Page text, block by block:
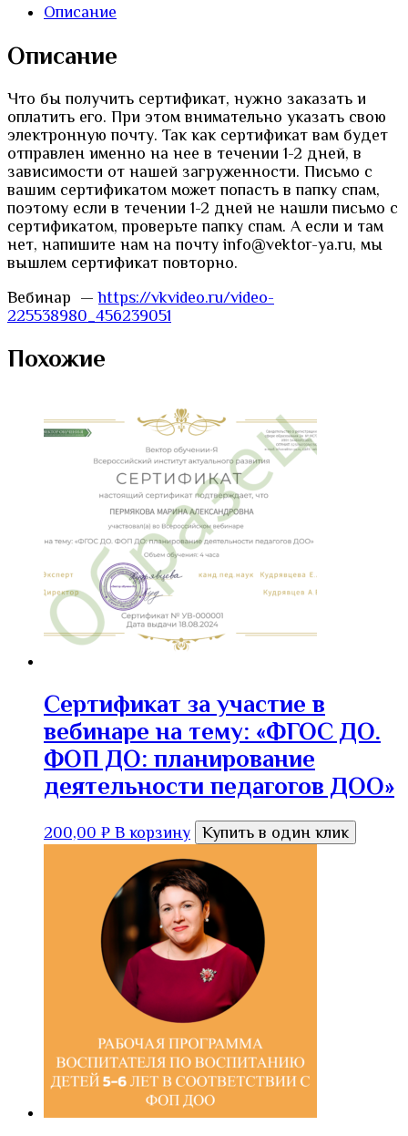
в
вебинаре
тему:
«Игровая
деятельность
как
основа
психического
развития
ребенка
раннего
возраста»
Описание
Описание
Что бы получить сертификат, нужно заказать и
оплатить его. При этом внимательно указать свою
электронную почту. Так как сертификат вам будет
отправлен именно на нее в течении 1-2 дней, в
зависимости от нашей загруженности. Письмо с
вашим сертификатом может попасть в папку спам,
поэтому если в течении 1-2 дней не нашли письмо с
сертификатом, проверьте папку спам. А если и там
нет, напишите нам на почту info@vektor-ya.ru, мы
вышлем сертификат повторно.
Вебинар —https://vkvideo.ru/video-
225538980_456239051
Похожие
Сертификат за участие в
вебинаре на тему: «ФГОС ДО.
ФОП ДО: планирование
деятельности педагогов ДОО»
200,00 ₽ В корзину Купить в один клик